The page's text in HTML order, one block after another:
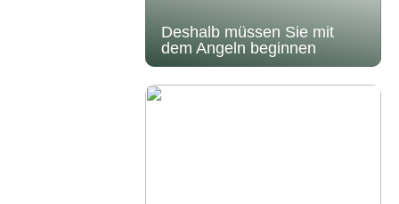
Deshalb müssen Sie mit
dem Angeln beginnen